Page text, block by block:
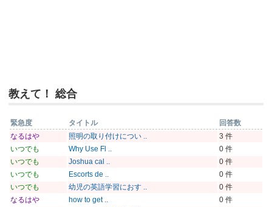
教えて！ 総合
緊急度 タイトル
回答数
なるはや
照明の取り付けについ ..
3 件
いつでも
Why Use Fl ..
0 件
いつでも
Joshua cal ..
0 件
いつでも
Escorts de ..
0 件
いつでも
幼児の英語学習におす ..
0 件
なるはや
how to get ..
0 件